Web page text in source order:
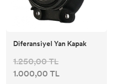
Diferansiyel Yan Kapak
1.250,00 TL
1.000,00 TL